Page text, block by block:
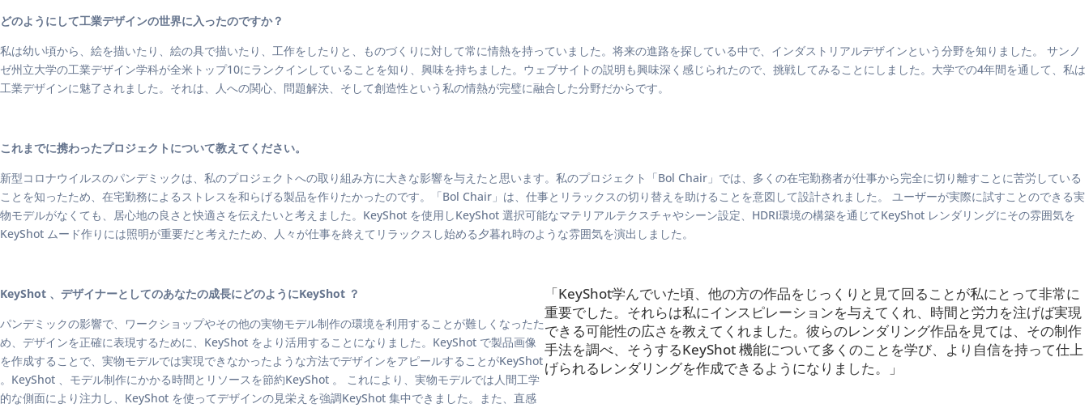
どのようにして工業デザインの世界に入ったのですか？
私は幼い頃から、絵を描いたり、絵の具で描いたり、工作をしたりと、ものづくりに対して常に情熱を持っていました。将来の進路を探している中で、インダストリアルデザインという分野を知りました。 サンノ
ゼ州立大学の工業デザイン学科が全米トップ10にランクインしていることを知り、興味を持ちました。ウェブサイトの説明も興味深く感じられたので、挑戦してみることにしました。大学での4年間を通して、私は
工業デザインに魅了されました。それは、人への関心、問題解決、そして創造性という私の情熱が完璧に融合した分野だからです。
これまでに携わったプロジェクトについて教えてください。
新型コロナウイルスのパンデミックは、私のプロジェクトへの取り組み方に大きな影響を与えたと思います。私のプロジェクト「Bol Chair」では、多くの在宅勤務者が仕事から完全に切り離すことに苦労している
ことを知ったため、在宅勤務によるストレスを和らげる製品を作りたかったのです。「Bol Chair」は、仕事とリラックスの切り替えを助けることを意図して設計されました。 ユーザーが実際に試すことのできる実
物モデルがなくても、居心地の良さと快適さを伝えたいと考えました。KeyShot を使用しKeyShot 選択可能なマテリアルテクスチャやシーン設定、HDRI環境の構築を通じてKeyShot レンダリングにその雰囲気を
KeyShot ムード作りには照明が重要だと考えたため、人々が仕事を終えてリラックスし始める夕暮れ時のような雰囲気を演出しました。
KeyShot 、デザイナーとしてのあなたの成長にどのようにKeyShot ？
パンデミックの影響で、ワークショップやその他の実物モデル制作の環境を利用することが難しくなったた
め、デザインを正確に表現するために、KeyShot をより活用することになりました。KeyShot で製品画像
を作成することで、実物モデルでは実現できなかったような方法でデザインをアピールすることがKeyShot
。KeyShot 、モデル制作にかかる時間とリソースを節約KeyShot 。 これにより、実物モデルでは人間工学
的な側面により注力し、KeyShot を使ってデザインの見栄えを強調KeyShot 集中できました。また、直感
「KeyShot学んでいた頃、他の方の作品をじっくりと見て回ることが私にとって非常に
重要でした。それらは私にインスピレーションを与えてくれ、時間と労力を注げば実現
できる可能性の広さを教えてくれました。彼らのレンダリング作品を見ては、その制作
手法を調べ、そうするKeyShot 機能について多くのことを学び、より自信を持って仕上
げられるレンダリングを作成できるようになりました。」